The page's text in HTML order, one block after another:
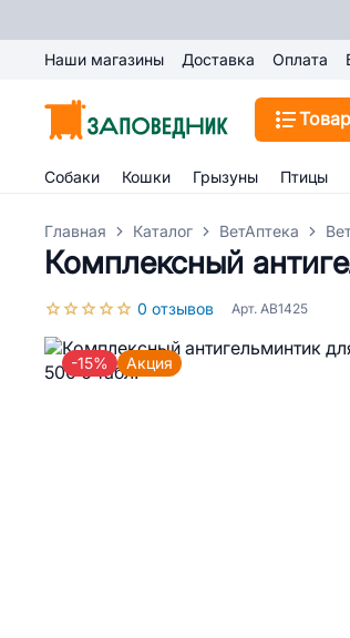
Наши магазины Доставка Оплата
Собаки Кошки Грызуны Птицы
Главная Каталог ВетАптека
Комплексный
0 отзывов Арт. AB1425
-15% Акция